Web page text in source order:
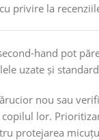
privire la
hand pot
uzate și
nou sau
lor.
protejarea